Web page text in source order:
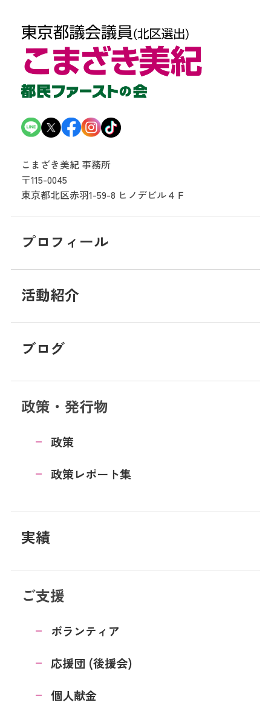
こまざき美紀 事務所
〒115-0045
東京都北区赤羽1-59-8 ヒノデビル４Ｆ
プロフィール
活動紹介
ブログ
政策・発行物
政策
政策レポート集
実績
ご支援
ボランティア
応援団 (後援会)
個人献金